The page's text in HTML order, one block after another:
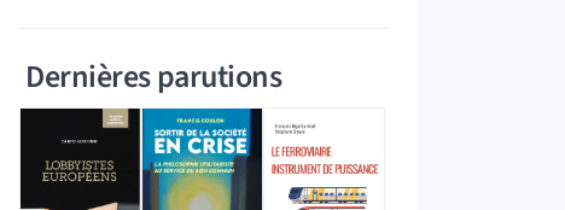
Dernières parutions